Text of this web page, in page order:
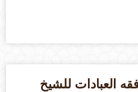
العبادات للشيخ